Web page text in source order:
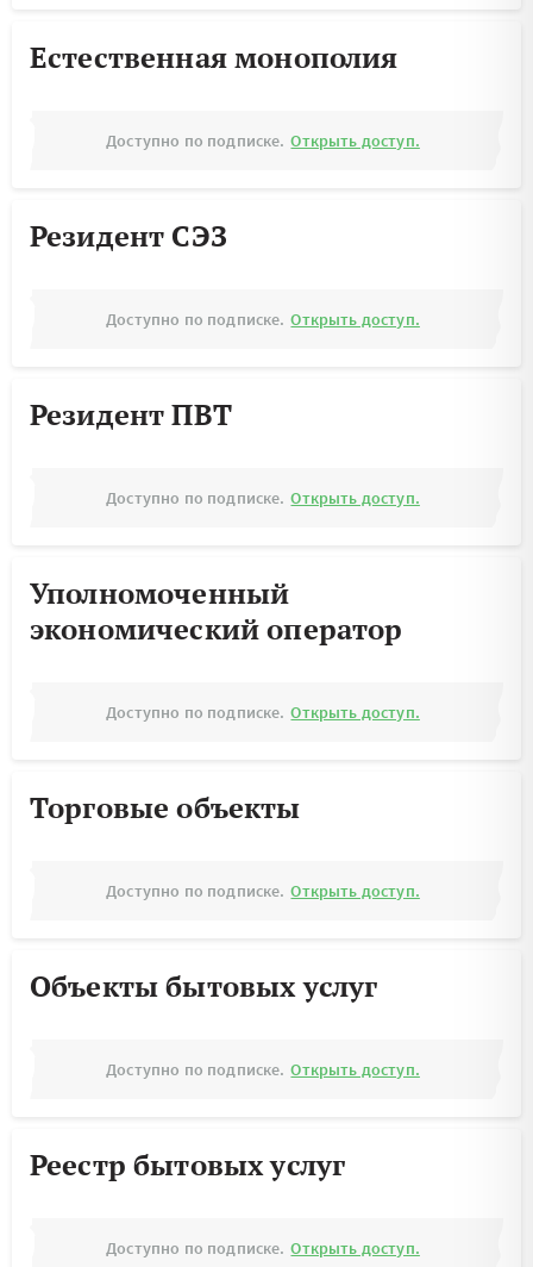
Естественная монополия
Доступно по подписке. Открыть доступ.
Резидент СЭЗ
Доступно по подписке. Открыть доступ.
Резидент ПВТ
Доступно по подписке. Открыть доступ.
Уполномоченный
экономический оператор
Доступно по подписке. Открыть доступ.
Торговые объекты
Доступно по подписке. Открыть доступ.
Объекты бытовых услуг
Доступно по подписке. Открыть доступ.
Реестр бытовых услуг
Доступно по подписке. Открыть доступ.